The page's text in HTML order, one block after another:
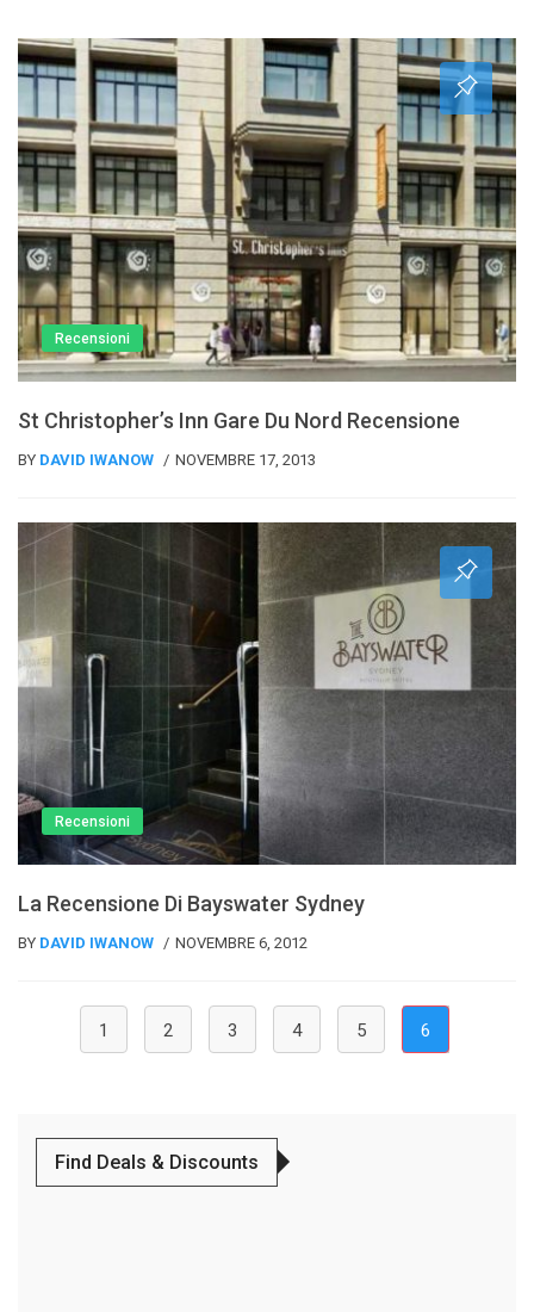
Recensioni
St Christopher’s Inn Gare Du Nord Recensione
BY DAVID IWANOW NOVEMBRE 17, 2013
Recensioni
La Recensione Di Bayswater Sydney
BY DAVID IWANOW NOVEMBRE 6, 2012
1 2 3 4 5 6(current)
Find Deals & Discounts